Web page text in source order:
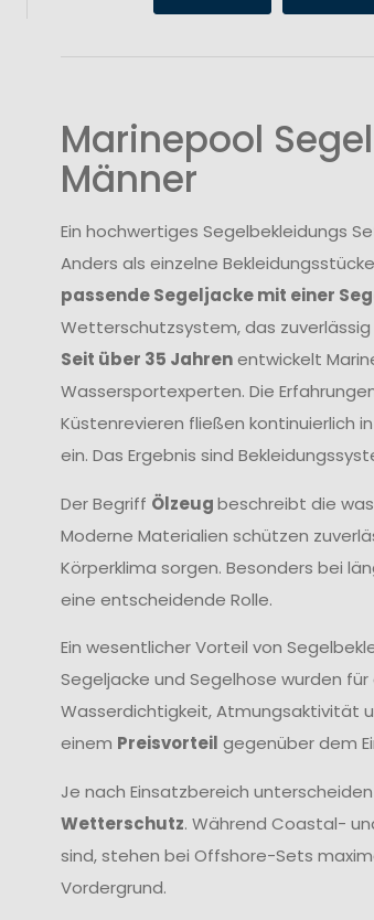
Marinepool
Männer
Ein hochwertiges Segelbekleidungs
Anders als einzelne
passende Segeljacke mit einer
Wetterschutzsystem, das
Seit über 35 Jahrenentwickelt
Wassersportexperten. Die
Küstenrevieren fließen kontinuierlich
ein. Das Ergebnis sind
Der Begriff Ölzeugbeschreibt die
Moderne Materialien schützen
Körperklima sorgen. Besonders bei
eine entscheidende Rolle.
Ein wesentlicher Vorteil von
Segeljacke und Segelhose wurden
Wasserdichtigkeit, Atmungsaktivität
einem Preisvorteil gegenüber dem
Je nach Einsatzbereich
Wetterschutz. Während Coastal-
sind, stehen bei Offshore-Sets
Vordergrund.